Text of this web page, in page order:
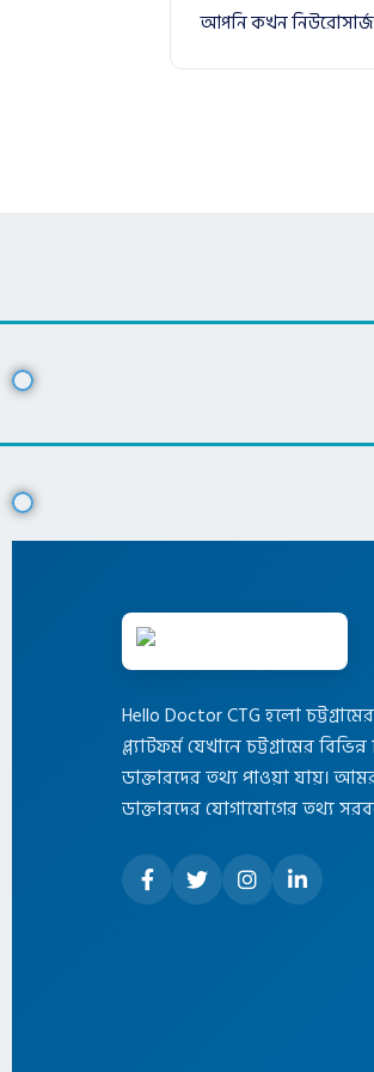
আপনি কখন
Hello Doctor CTG হলো
প্ল্যাটফর্ম যেখানে চট্টগ্রামের
ডাক্তারদের তথ্য পাওয়া যায়।
ডাক্তারদের যোগাযোগের তথ্য